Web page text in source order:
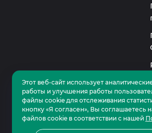
Этот веб-сайт использует
работы и улучшения работы
файлы cookie для отслеживания
кнопку «Я согласен», Вы соглашаетесь
файлов cookie в соответствии с нашей